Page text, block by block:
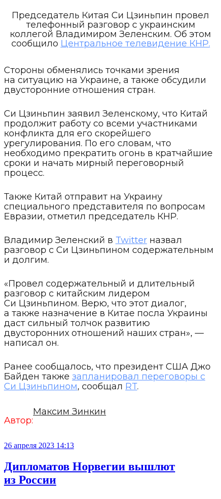
Председатель Китая Си Цзиньпин провел
телефонный разговор с украинским
коллегой Владимиром Зеленским. Об этом
сообщило Центральное телевидение КНР.
Стороны обменялись точками зрения
на ситуацию на Украине, а также обсудили
двусторонние отношения стран.
Си Цзиньпин заявил Зеленскому, что Китай
продолжит работу со всеми участниками
конфликта для его скорейшего
урегулирования. По его словам, что
необходимо прекратить огонь в кратчайшие
сроки и начать мирный переговорный
процесс.
Также Китай отправит на Украину
специального представителя по вопросам
Евразии, отметил председатель КНР.
Владимир Зеленский в Twitter назвал
разговор с Си Цзиньпином содержательным
и долгим.
«Провел содержательный и длительный
разговор с китайским лидером
Си Цзиньпином. Верю, что этот диалог,
а также назначение в Китае посла Украины
даст сильный толчок развитию
двусторонних отношений наших стран», —
написал он.
Ранее сообщалось, что президент США Джо
Байден также запланировал переговоры с
Си Цзиньпином, сообщал RT.
Автор:
Максим Зинкин
26 апреля 2023 14:13
Дипломатов Норвегии вышлют
из России